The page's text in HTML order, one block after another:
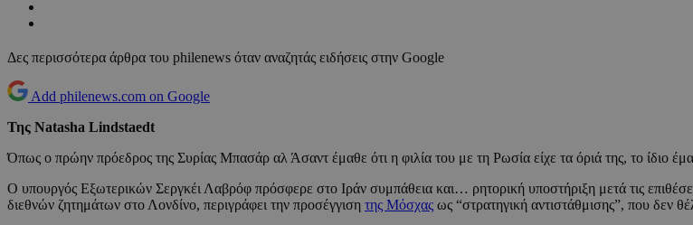
Δες περισσότερα άρθρα του philenews όταν αναζητάς ειδήσεις στην Google
Add philenews.com on Google
Της Natasha Lindstaedt
Όπως ο πρώην πρόεδρος της Συρίας Μπασάρ αλ Άσαντ έμαθε ότι η φιλία του με τη Ρωσία είχε τα όριά της, το ίδιο
Ο υπουργός Εξωτερικών Σεργκέι Λαβρόφ πρόσφερε στο Ιράν συμπάθεια και… ρητορική υποστήριξη μετά τις
διεθνών ζητημάτων στο Λονδίνο, περιγράφει την προσέγγιση της Μόσχας ως “στρατηγική αντιστάθμισης”, που δεν